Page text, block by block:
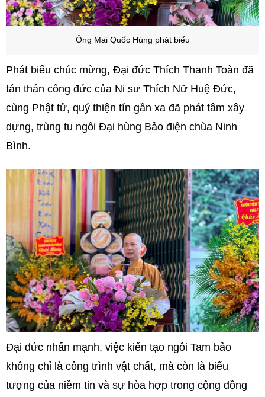
Ông Mai Quốc Hùng phát biểu
Phát biểu chúc mừng, Đại đức Thích Thanh Toàn đã
tán thán công đức của Ni sư Thích Nữ Huệ Đức,
cùng Phật tử, quý thiện tín gần xa đã phát tâm xây
dựng, trùng tu ngôi Đại hùng Bảo điện chùa Ninh
Bình.
Đại đức nhấn mạnh, việc kiến tạo ngôi Tam bảo
không chỉ là công trình vật chất, mà còn là biểu
tượng của niềm tin và sự hòa hợp trong cộng đồng